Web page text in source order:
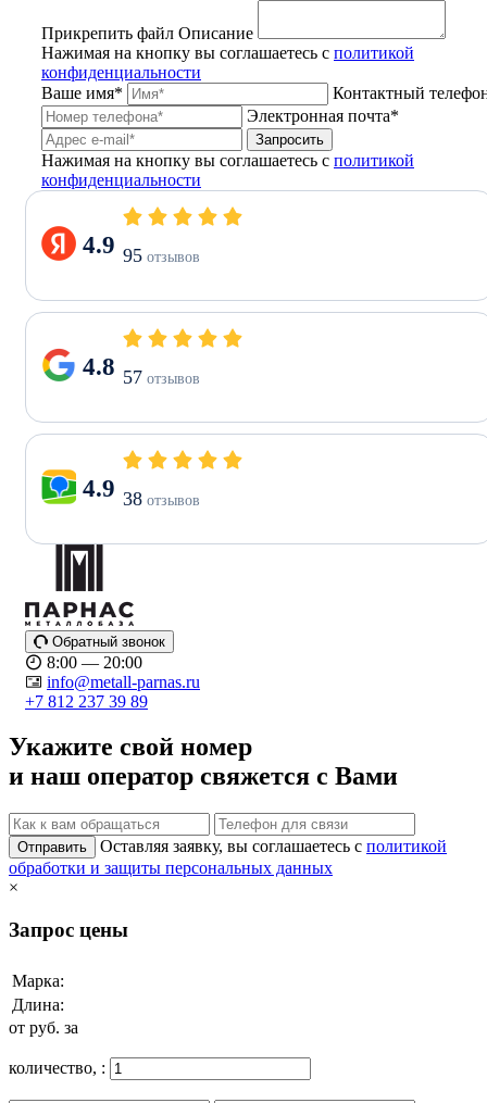
Прикрепить файл Описание
Нажимая на кнопку вы соглашаетесь с политикой
конфиденциальности
Ваше имя*
Контактный
Электронная почта*
Запросить
Нажимая на кнопку вы соглашаетесь с политикой
конфиденциальности
4.9 95 отзывов
4.8 57 отзывов
4.9 38 отзывов
Обратный звонок
8:00 — 20:00
info@metall-parnas.ru
+7 812 237 39 89
Укажите свой номер
и наш оператор свяжется с Вами
Отправить Оставляя заявку, вы соглашаетесь с политикой
обработки и защиты персональных данных
×
Запрос цены
Марка:
Длина:
от руб. за
количество, :